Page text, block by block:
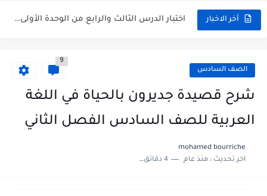
أخر الاخبار اختبار الدرس الثالث والرابع من الوحدة الأولى مع الحل في...
سلم تصحيح مادة اللغة العربية لشهادة التعليم الاساسي والاعدادية الشرعية...
حل أسئلة الكيمياء بكالوريا علمي دورة 2026
الصف السادس
9
شرح قصيدة جديرون بالحياة في اللغة
العربية للصف السادس الفصل الثاني
mohamed bourriche
اخر تحديث :منذ عام 4 دقائق للقراءة